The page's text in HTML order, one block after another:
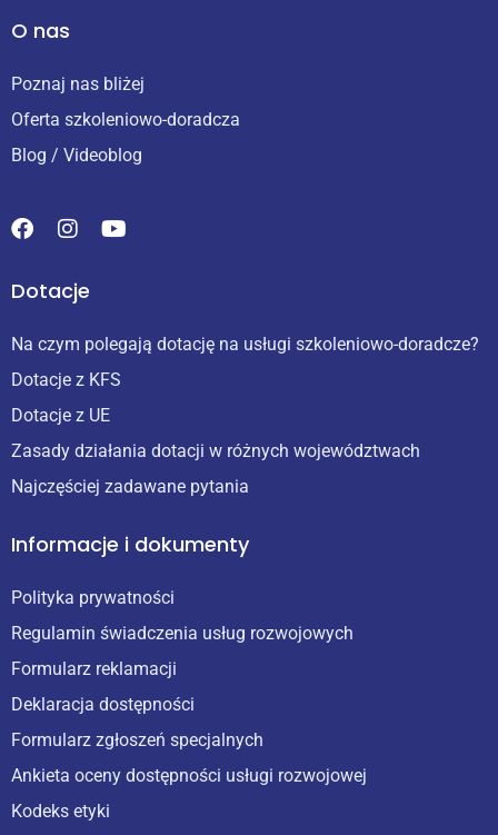
O nas
Poznaj nas bliżej
Oferta szkoleniowo-doradcza
Blog / Videoblog
Dotacje
Na czym polegają dotację na usługi szkoleniowo-doradcze?
Dotacje z KFS
Dotacje z UE
Zasady działania dotacji w różnych województwach
Najczęściej zadawane pytania
Informacje i dokumenty
Polityka prywatności
Regulamin świadczenia usług rozwojowych
Formularz reklamacji
Deklaracja dostępności
Formularz zgłoszeń specjalnych
Ankieta oceny dostępności usługi rozwojowej
Kodeks etyki